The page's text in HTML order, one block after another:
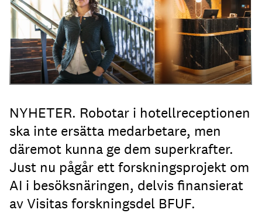
NYHETER. Robotar i hotellreceptionen
ska inte ersätta medarbetare, men
däremot kunna ge dem superkrafter.
Just nu pågår ett forskningsprojekt om
AI i besöksnäringen, delvis finansierat
av Visitas forskningsdel BFUF.